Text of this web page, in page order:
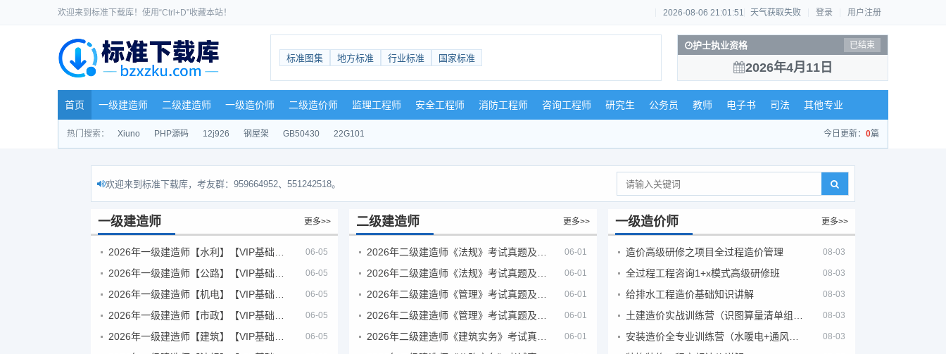
欢迎来到标准下载库！使用“Ctrl+D”收藏本站！ 2026-08-06 21:01:51 天气获取失败 登录 用户注册
标准图集 地方标准 行业标准 国家标准
护士执业资格 已结束
2026年4月11日
首页 一级建造师 二级建造师 一级造价师 二级造价师 监理工程师 安全工程师 消防工程师 咨询工程师 研究生 公务员 教师 电子书 司法 其他专业
热门搜索： Xiuno PHP源码 12j926 钢屋架 GB50430 22G101 今日更新： 0篇
欢迎来到标准下载库，考友群：959664952、551242518。
一级建造师 更多>>
06-05
06-05
06-05
06-05
06-05
二级建造师 更多>>
06-01
06-01
06-01
06-01
06-01
一级造价师 更多>>
造价高级研修之项目全过程造价管理 08-03
全过程工程咨询1+x模式高级研修班 08-03
给排水工程造价基础知识讲解 08-03
08-03
08-03